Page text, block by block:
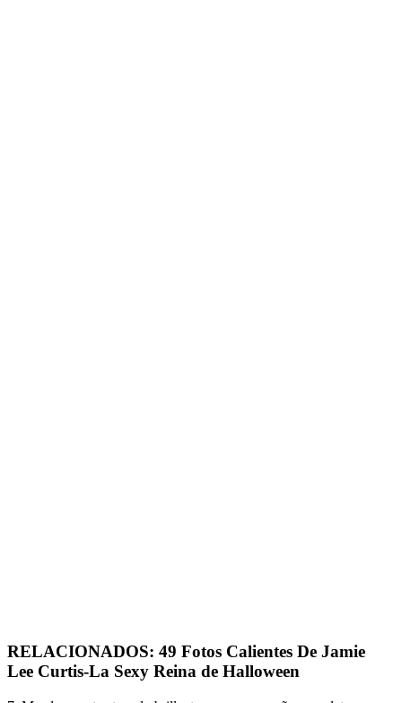
RELACIONADOS: 49 Fotos Calientes De Jamie
Lee Curtis-La Sexy Reina de Halloween